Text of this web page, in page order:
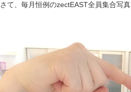
さて、毎月恒例のzectEAST全員集合写